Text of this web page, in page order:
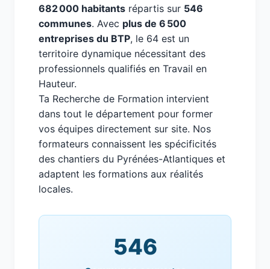
682 000 habitants répartis sur 546
communes. Avec plus de 6 500
entreprises du BTP, le 64 est un
territoire dynamique nécessitant des
professionnels qualifiés en Travail en
Hauteur.
Ta Recherche de Formation intervient
dans tout le département pour former
vos équipes directement sur site. Nos
formateurs connaissent les spécificités
des chantiers du Pyrénées-Atlantiques et
adaptent les formations aux réalités
locales.
546